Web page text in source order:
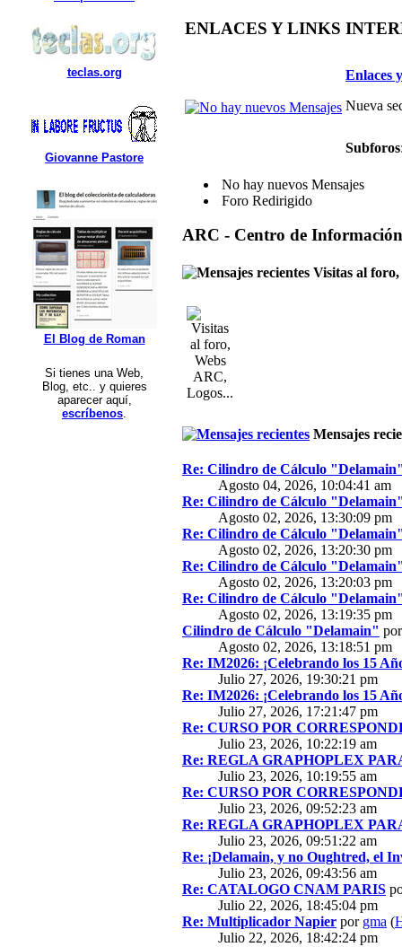
teclas.org
Giovanne Pastore
El Blog de Roman
Si tienes una Web,
Blog, etc.. y quieres
aparecer aquí,
escríbenos.
ENLACES Y LINKS
Enlaces
Nueva
Subforos
No hay nuevos Mensajes
Foro Redirigido
ARC - Centro de Información
Visitas al
Mensajes
Re: Cilindro de Cálculo
Agosto 04, 2026, 10:04:41 am
Re: Cilindro de Cálculo
Agosto 02, 2026, 13:30:09 pm
Re: Cilindro de Cálculo
Agosto 02, 2026, 13:20:30 pm
Re: Cilindro de Cálculo
Agosto 02, 2026, 13:20:03 pm
Re: Cilindro de Cálculo
Agosto 02, 2026, 13:19:35 pm
Cilindro de Cálculo "Delamain"
Agosto 02, 2026, 13:18:51 pm
Re: IM2026: ¡Celebrando los 15
Julio 27, 2026, 19:30:21 pm
Re: IM2026: ¡Celebrando los 15
Julio 27, 2026, 17:21:47 pm
Re: CURSO POR
Julio 23, 2026, 10:22:19 am
Re: REGLA GRAPHOPLEX
Julio 23, 2026, 10:19:55 am
Re: CURSO POR
Julio 23, 2026, 09:52:23 am
Re: REGLA GRAPHOPLEX
Julio 23, 2026, 09:51:22 am
Re: ¡Delamain, y no Oughtred, el
Julio 23, 2026, 09:43:56 am
Re: CATALOGO CNAM PARIS
Julio 22, 2026, 18:45:04 pm
Re: Multiplicador Napier por gma (
Julio 22, 2026, 18:42:24 pm